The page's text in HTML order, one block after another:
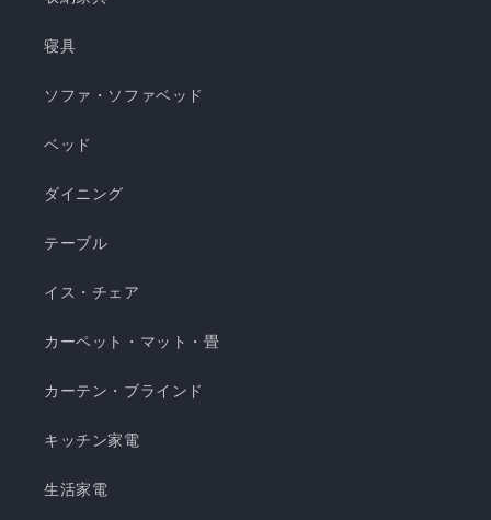
ケット ・選べる4サイズ(ハーフ/シングル/セミダ
シブル仕様 ・柔らかくてとろっとしたくしゅくし
ゅレーヨン生地 ・春先～秋頃まで長く使える ・抗
濯できてお手入れ簡単 瞬間避暑地 くしゅくしゅケ
暑地 くしゅくしゅケット SD...
寝具
ソファ・ソファベッド
ベッド
ダイニング
テーブル
イス・チェア
カーペット・マット・畳
カーテン・ブラインド
キッチン家電
生活家電